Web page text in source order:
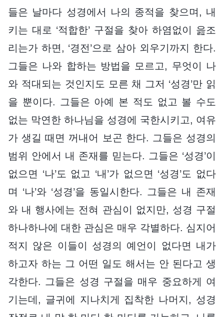
들은 날마다 성경에서 나의 종적을 찾으며, 내
키는 대로 ‘적합한’ 구절을 찾아 하염없이 읊조
리는가 하면, ‘경전’으로 삼아 외우기까지 한다.
그들은 나와 합하는 방법을 모르고, 무엇이 나
와 적대되는 것인지도 모른 채 그저 ‘성경’만 읽
을 뿐이다. 그들은 아예 본 적도 없고 볼 수도
없는 막연한 하나님을 성경에 국한시키고, 여유
가 생길 때면 꺼내어 보곤 한다. 그들은 성경의
범위 안에서 내 존재를 믿는다. 그들은 ‘성경’이
없으면 ‘나’도 없고 ‘내’가 없으면 ‘성경’도 없다
며 ‘나’와 ‘성경’을 동일시한다. 그들은 내 존재
와 내 행사에는 전혀 관심이 없지만, 성경 구절
하나하나에 대한 관심은 매우 각별하다. 심지어
적지 않은 이들이 성경의 예언이 없다면 내가
하고자 하는 그 어떤 일도 해서는 안 된다고 생
각한다. 그들은 성경 구절을 매우 중요하게 여
기는데, 글귀에 지나치게 집착한 나머지, 성경